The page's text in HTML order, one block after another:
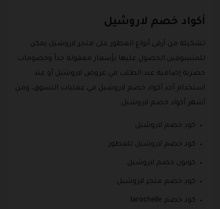
أكواد خصم لاروشيل
تشكيلة من أرقى أنواع العطور على متجر لاروشيل يمكن
للمتسوقين الحصول عليها بأٍسعار معقولة جداً وخصومات
حصرية إضافية عند الطلب في عروض لاروشيل أو عند
استخدام أحد أكواد خصم لاروشيل في عمليات التسوق، ومن
أشهر أكواد خصم لاروشيل:
كود خصم لاروشيل
كود خصم لاروشيل للعطور.
كوبون خصم لاروشيل.
كود خصم متجر لاروشيل.
كود خصم larochelle.